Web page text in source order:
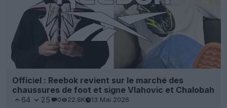
Officiel : Reebok revient sur le marché des
chaussures de foot et signe Vlahovic et Chalobah
64 25 0 22.8K 13 Mai 2026